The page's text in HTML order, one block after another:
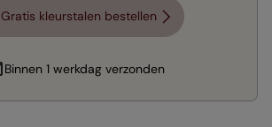
Gratis kleurstalen bestellen
Binnen 1 werkdag verzonden